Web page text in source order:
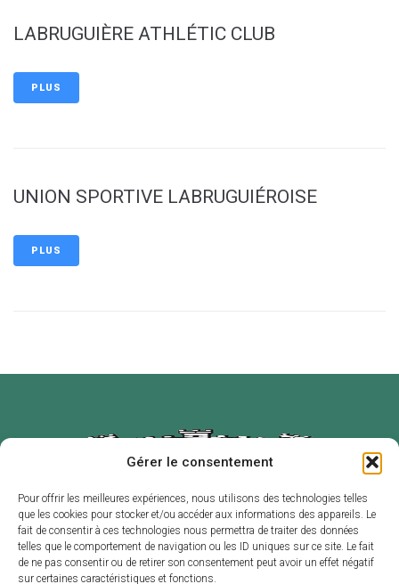
Gérer le consentement
Pour offrir les meilleures expériences, nous utilisons des technologies telles
que les cookies pour stocker et/ou accéder aux informations des appareils. Le
fait de consentir à ces technologies nous permettra de traiter des données
telles que le comportement de navigation ou les ID uniques sur ce site. Le fait
de ne pas consentir ou de retirer son consentement peut avoir un effet négatif
sur certaines caractéristiques et fonctions.
LABRUGUIÈRE ATHLÉTIC CLUB
PLUS
UNION SPORTIVE LABRUGUIÉROISE
PLUS
Mairie de
Labruguière
2 place de l’Hôtel
Horaires
d’ouverture
Du lundi au